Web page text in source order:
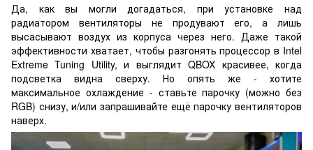
Да, как вы могли догадаться, при установке над
радиатором вентиляторы не продувают его, а лишь
высасывают воздух из корпуса через него. Даже такой
эффективности хватает, чтобы разгонять процессор в Intel
Extreme Tuning Utility, и выглядит QBOX красивее, когда
подсветка видна сверху. Но опять же - хотите
максимальное охлаждение - ставьте парочку (можно без
RGB) снизу, и/или запрашивайте ещё парочку вентиляторов
наверх.